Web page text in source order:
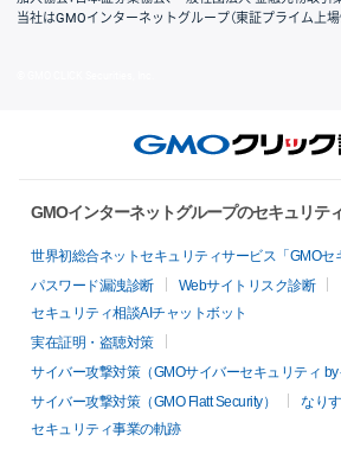
当社はGMOインターネットグループ（東証プライム上場
GMOインターネットグループのセキュリテ
世界初総合ネットセキュリティサービス「GMOセ
パスワード漏洩診断
Webサイトリスク診断
セキュリティ相談AIチャットボット
実在証明・盗聴対策
サイバー攻撃対策（GMOサイバーセキュリティ by
サイバー攻撃対策（GMO Flatt Security）
なり
セキュリティ事業の軌跡